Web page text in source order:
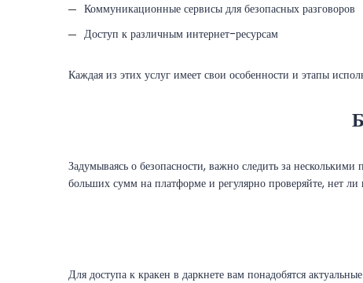
Коммуникационные сервисы для безопасных разговоров
Доступ к различным интернет-ресурсам
Каждая из этих услуг имеет свои особенности и этапы
Задумываясь о безопасности, важно следить за
больших сумм на платформе и регулярно проверяйте, нет
Для доступа к кракен в даркнете вам понадобятся